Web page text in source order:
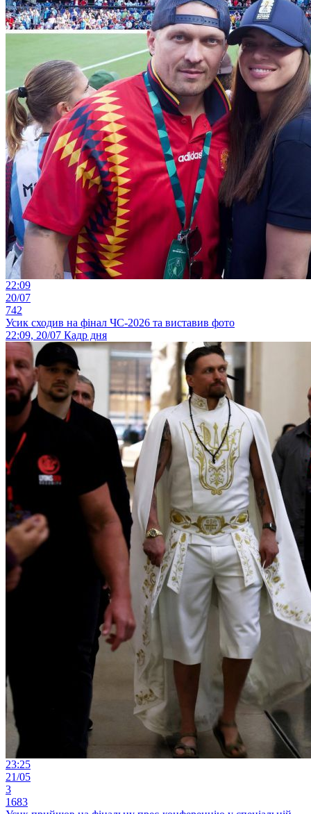
22:09
20/07
742
Усик сходив на фінал ЧС-2026 та виставив фото
22:09, 20/07 Кадр дня
23:25
21/05
3
1683